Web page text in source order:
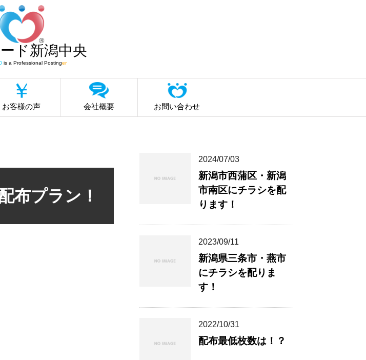
ド新潟中央
is a Professional Postinger
お客様の声 会社概要 お問い合わせ
布プラン！
2024/07/03
新潟市西蒲区・新潟
市南区にチラシを配
ります！
2023/09/11
新潟県三条市・燕市
にチラシを配りま
す！
2022/10/31
配布最低枚数は！？